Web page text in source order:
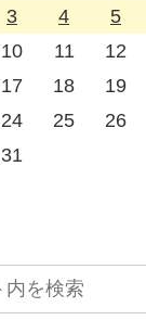
3 4 5
10 11 12
17 18 19
24 25 26
31